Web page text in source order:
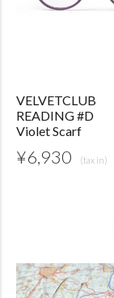
VELVETCLUB
READING #D
Violet Scarf
¥6,930